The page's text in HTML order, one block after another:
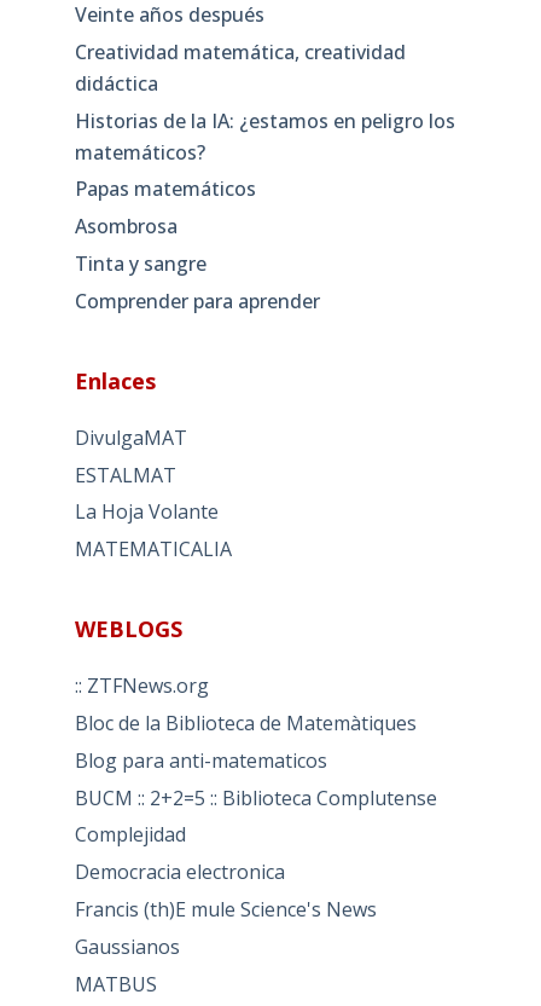
Veinte años después
Creatividad matemática, creatividad
didáctica
Historias de la IA: ¿estamos en peligro los
matemáticos?
Papas matemáticos
Asombrosa
Tinta y sangre
Comprender para aprender
Enlaces
DivulgaMAT
ESTALMAT
La Hoja Volante
MATEMATICALIA
WEBLOGS
:: ZTFNews.org
Bloc de la Biblioteca de Matemàtiques
Blog para anti-matematicos
BUCM :: 2+2=5 :: Biblioteca Complutense
Complejidad
Democracia electronica
Francis (th)E mule Science's News
Gaussianos
MATBUS